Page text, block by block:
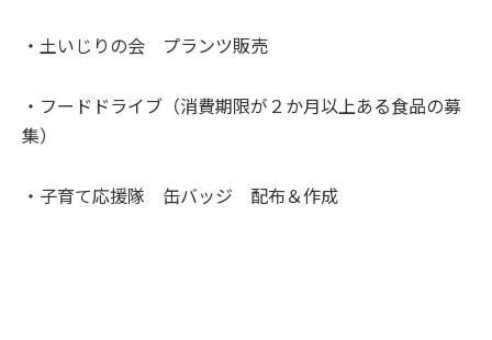
・土いじりの会 プランツ販売
・フードドライブ（消費期限が２か月以上ある食品の募
集）
・子育て応援隊 缶バッジ 配布＆作成